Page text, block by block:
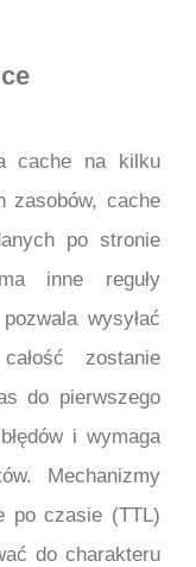
cache na kilku
zasobów, cache
po stronie
inne reguły
wysyłać
zostanie
do pierwszego
i wymaga
Mechanizmy
po czasie (TTL)
do charakteru